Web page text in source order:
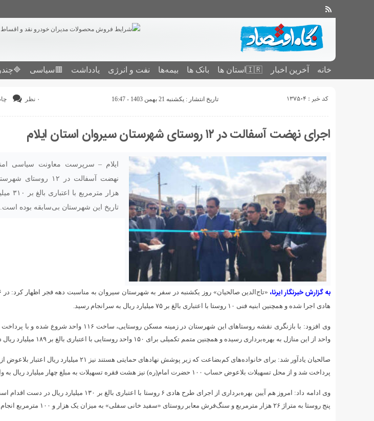
خانه آخرین اخبار 🇮🇷استان ‌ها بانک ها بیمه‌ها نفت و انرژی یادداشت 🟥سیاسی
کد خبر : 137504 تاریخ انتشار : یکشنبه 21 بهمن 1403 - 16:47 ۰ نظر
اجرای نهضت آسفالت در ۱۲ روستای شهرستان سیروان استان ایلام
ایلام – سرپرست معاونت سیاسی
هزار
تاریخ این شهرستان بی‌سابقه بوده است.
به گزارش خبرنگار ایرنا،
هادی اجرا شده و همچنین ابنیه فنی ۱۰ روستا با اعتباری بالغ بر ۷۵ میلیارد ریال به سرانجام رسید.
واحد از این منازل به بهره‌برداری رسیده و همچنین متمم تکمیلی برای ۱۵۰ واحد روستایی با اعتباری بالغ بر ۱۸۹ میلیارد ریال در دست اقدام است.
صالحیان یادآور شد: برای خانواده‌های کم‌بضاعت که زیر پوشش نهادهای
پرداخت شد و از محل تسهیلات بلاعوض حساب ۱۰۰ حضرت امام(ره) نیز هشت فقره تسهیلات به مبلغ چهار میلیارد ریال به واجدین شرایط پرداخت کرد.
وی ادامه داد: امروز هم آیین بهره‌برداری از اجرای طرح هادی ۶ روستا با
پنج روستا به متراژ ۲۶ هزار مترمربع و سنگ‌فرش معابر روستای «سفید خانی سفلی» به میزان یک هزار و ۱۰۰ مترمربع انجام شده است.